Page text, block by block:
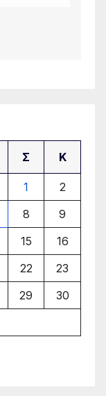
Σ Κ
1
2
8
9
15
16
22
23
29
30